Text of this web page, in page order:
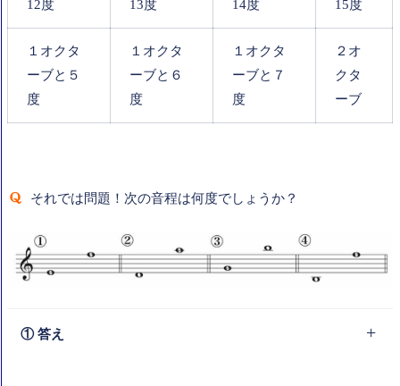
12度 13度 14度 15度
１オクタ
ーブと５
度
１オクタ
ーブと６
度
１オクタ
ーブと７
度
２オ
クタ
ーブ
それでは問題！次の音程は何度でしょうか？
① 答え